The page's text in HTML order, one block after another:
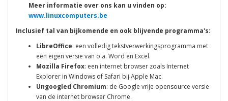
Meer informatie over ons kan u vinden op:
www.linuxcomputers.be
Inclusief tal van bijkomende en ook blijvende programma's:
LibreOffice: een volledig tekstverwerkingsprogramma met
een eigen versie van o.a. Word en Excel.
Mozilla Firefox: een internet browser zoals Internet
Explorer in Windows of Safari bij Apple Mac.
Ungoogled Chromium: de Google vrije opensource versie
van de internet browser Chrome.